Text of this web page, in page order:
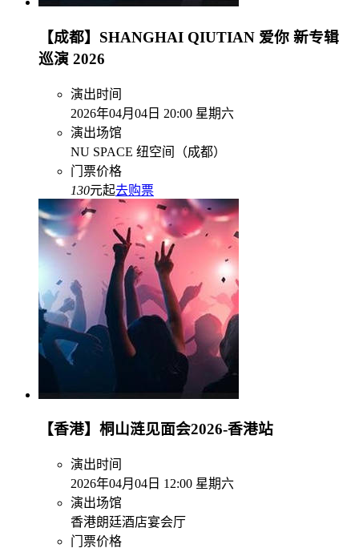
【成都】SHANGHAI QIUTIAN 爱你 新专辑
巡演 2026
演出时间
2026年04月04日 20:00 星期六
演出场馆
NU SPACE 纽空间（成都）
门票价格
130元起去购票
【香港】桐山涟见面会2026-香港站
演出时间
2026年04月04日 12:00 星期六
演出场馆
香港朗廷酒店宴会厅
门票价格